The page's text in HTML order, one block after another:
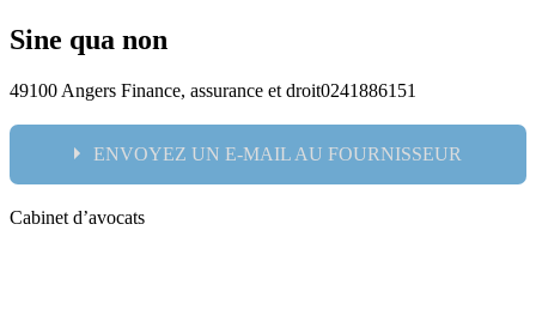
Sine qua non
49100 Angers Finance, assurance et droit0241886151
ENVOYEZ UN E-MAIL AU FOURNISSEUR
Nom:
Cabinet d’avocats